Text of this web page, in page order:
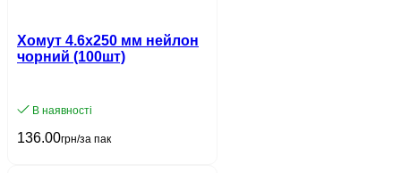
Хомут 4.6х250 мм нейлон
чорний (100шт)
В наявності
136.00грн/за пак